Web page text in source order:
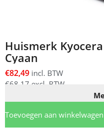
Huismerk
Cyaan
€82,49 incl. BTW
€68,17 excl. BTW
Toevoegen aan winkelwagen